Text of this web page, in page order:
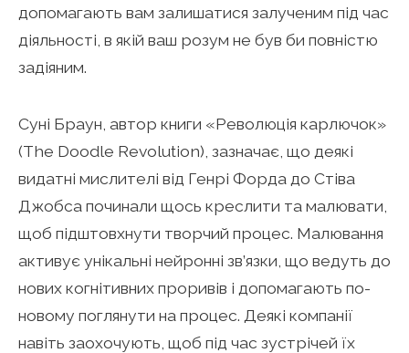
допомагають вам залишатися залученим під час
діяльності, в якій ваш розум не був би повністю
задіяним.
Суні Браун, автор книги «Революція карлючок»
(The Doodle Revolution), зазначає, що деякі
видатні мислителі від Генрі Форда до Стіва
Джобса починали щось креслити та малювати,
щоб підштовхнути творчий процес. Малювання
активує унікальні нейронні зв’язки, що ведуть до
нових когнітивних проривів і допомагають по-
новому поглянути на процес. Деякі компанії
навіть заохочують, щоб під час зустрічей їх